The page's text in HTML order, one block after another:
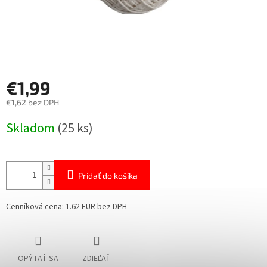
€1,99
€1,62 bez DPH
cena:
Skladom (25 ks)
Pridať do košíka
Cenníková cena: 1.62 EUR bez DPH
OPÝTAŤ SA ZDIEĽAŤ